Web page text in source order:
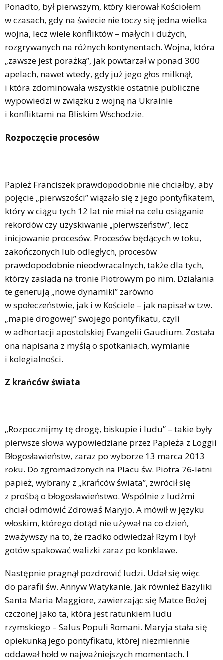
Ponadto, był pierwszym, który kierował Kościołem
w czasach, gdy na świecie nie toczy się jedna wielka
wojna, lecz wiele konfliktów – małych i dużych,
rozgrywanych na różnych kontynentach. Wojna, która
„zawsze jest porażką”, jak powtarzał w ponad 300
apelach, nawet wtedy, gdy już jego głos milknął,
i która zdominowała wszystkie ostatnie publiczne
wypowiedzi w związku z wojną na Ukrainie
i konfliktami na Bliskim Wschodzie.
Rozpoczęcie procesów
Papież Franciszek prawdopodobnie nie chciałby, aby
pojęcie „pierwszości” wiązało się z jego pontyfikatem,
który w ciągu tych 12 lat nie miał na celu osiąganie
rekordów czy uzyskiwanie „pierwszeństw”, lecz
inicjowanie procesów. Procesów będących w toku,
zakończonych lub odległych, procesów
prawdopodobnie nieodwracalnych, także dla tych,
którzy zasiądą na tronie Piotrowym po nim. Działania
te generują „nowe dynamiki” zarówno
w społeczeństwie, jak i w Kościele – jak napisał w tzw.
„mapie drogowej” swojego pontyfikatu, czyli
w adhortacji apostolskiej Evangelii Gaudium. Została
ona napisana z myślą o spotkaniach, wymianie
i kolegialności.
Z krańców świata
„Rozpocznijmy tę drogę, biskupie i ludu” – takie były
pierwsze słowa wypowiedziane przez Papieża z Loggii
Błogosławieństw, zaraz po wyborze 13 marca 2013
roku. Do zgromadzonych na Placu św. Piotra 76-letni
papież, wybrany z „krańców świata”, zwrócił się
z prośbą o błogosławieństwo. Wspólnie z ludźmi
chciał odmówić Zdrowaś Maryjo. A mówił w języku
włoskim, którego dotąd nie używał na co dzień,
zważywszy na to, że rzadko odwiedzał Rzym i był
gotów spakować walizki zaraz po konklawe.
Następnie pragnął pozdrowić ludzi. Udał się więc
do parafii św. Annyw Watykanie, jak również Bazyliki
Santa Maria Maggiore, zawierzając się Matce Bożej
czczonej jako ta, która jest ratunkiem ludu
rzymskiego – Salus Populi Romani. Maryja stała się
opiekunką jego pontyfikatu, której niezmiennie
oddawał hołd w najważniejszych momentach. I